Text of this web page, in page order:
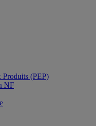
Produits (PEP)
NF